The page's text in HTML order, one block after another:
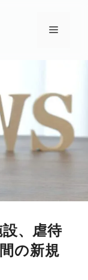
メ
ュ
ー
、虐待
の新規